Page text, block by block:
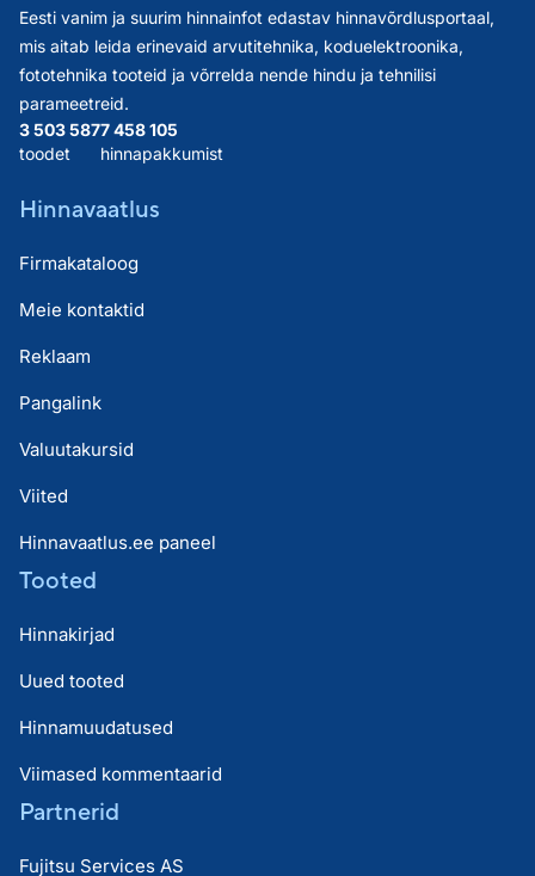
Eesti vanim ja suurim hinnainfot edastav hinnavõrdlusportaal,
mis aitab leida erinevaid arvutitehnika, koduelektroonika,
fototehnika tooteid ja võrrelda nende hindu ja tehnilisi
parameetreid.
3 503 587
toodet
7 458 105
hinnapakkumist
Hinnavaatlus
Firmakataloog
Meie kontaktid
Reklaam
Pangalink
Valuutakursid
Viited
Hinnavaatlus.ee paneel
Tooted
Hinnakirjad
Uued tooted
Hinnamuudatused
Viimased kommentaarid
Partnerid
Fujitsu Services AS